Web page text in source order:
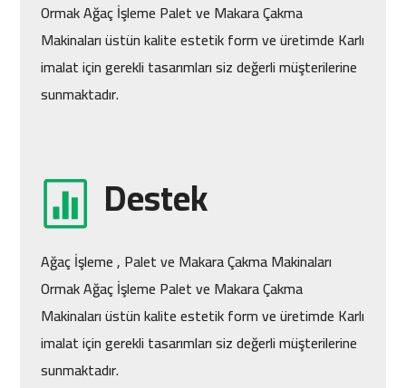
Ağaç İşleme , Palet ve Makara Çakma Makinaları
Ormak Ağaç İşleme Palet ve Makara Çakma
Makinaları üstün kalite estetik form ve üretimde Karlı
imalat için gerekli tasarımları siz değerli müşterilerine
Destek
Ağaç İşleme , Palet ve Makara Çakma Makinaları
Ormak Ağaç İşleme Palet ve Makara Çakma
Makinaları üstün kalite estetik form ve üretimde Karlı
imalat için gerekli tasarımları siz değerli müşterilerine